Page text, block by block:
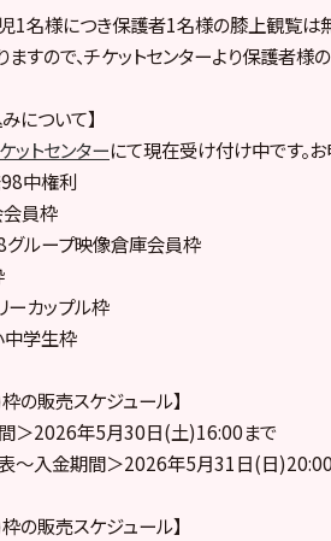
1名様につき保護者1名様の膝上観覧は
ますので、チケットセンターより保護者様
について】
ットセンターにて現在受け付け中です。
中権利
員枠
ループ映像倉庫会員枠
ーカップル枠
学生枠
の販売スケジュール】
＞2026年5月30日(土)16:00まで
～入金期間＞2026年5月31日(日
の販売スケジュール】